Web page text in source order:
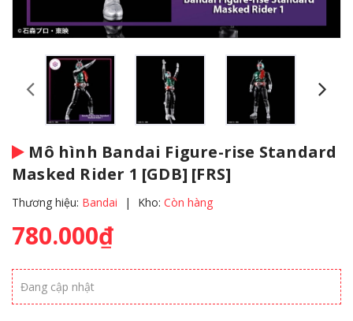
Mô hình Bandai Figure-rise Standard
Masked Rider 1 [GDB] [FRS]
Thương hiệu: Bandai | Kho: Còn hàng
780.000₫
Đang cập nhật